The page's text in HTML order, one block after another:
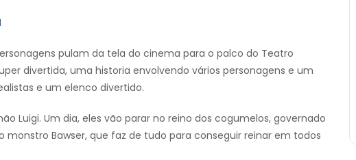
pulam da tela do cinema para o palco do Teatro
divertida, uma historia envolvendo vários personagens e um
e um elenco divertido.
Luigi. Um dia, eles vão parar no reino dos cogumelos, governado
monstro Bawser, que faz de tudo para conseguir reinar em todos